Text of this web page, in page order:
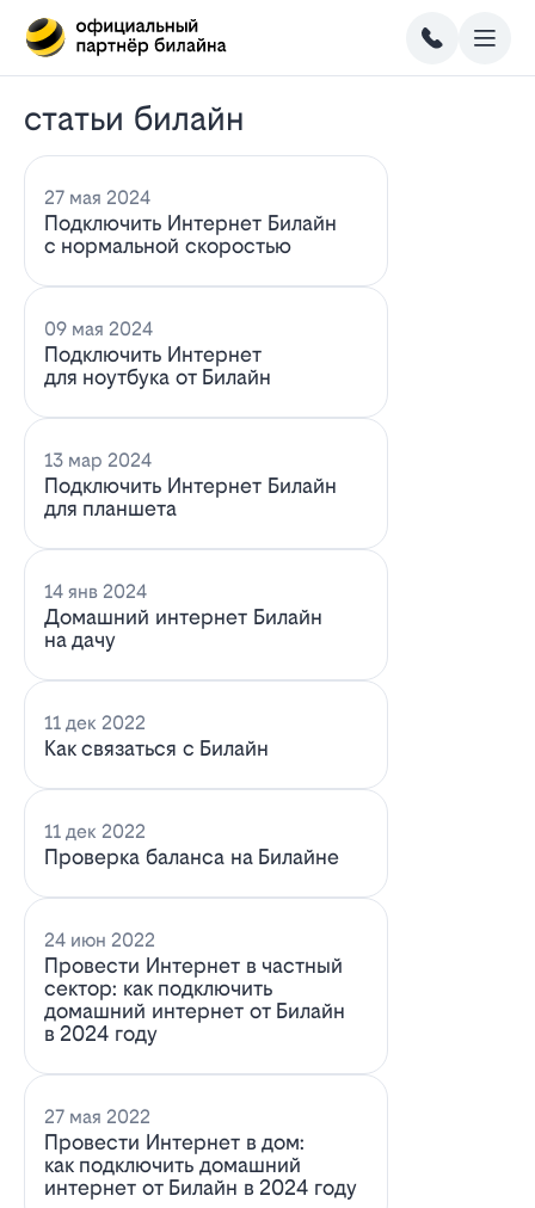
статьи билайн
27 мая 2024
Подключить Интернет Билайн
с нормальной скоростью
09 мая 2024
Подключить Интернет
для ноутбука от Билайн
13 мар 2024
Подключить Интернет Билайн
для планшета
14 янв 2024
Домашний интернет Билайн
на дачу
11 дек 2022
Как связаться с Билайн
11 дек 2022
Проверка баланса на Билайне
24 июн 2022
Провести Интернет в частный
сектор: как подключить
домашний интернет от Билайн
в 2024 году
27 мая 2022
Провести Интернет в дом:
как подключить домашний
интернет от Билайн в 2024 году